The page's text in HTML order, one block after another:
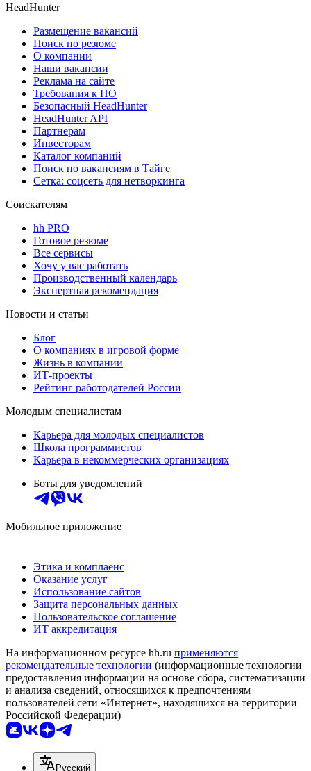
HeadHunter
Размещение вакансий
Поиск по резюме
О компании
Наши вакансии
Реклама на сайте
Требования к ПО
Безопасный HeadHunter
HeadHunter API
Партнерам
Инвесторам
Каталог компаний
Поиск по вакансиям в Тайге
Сетка: соцсеть для нетворкинга
Соискателям
hh PRO
Готовое резюме
Все сервисы
Хочу у вас работать
Производственный календарь
Экспертная рекомендация
Новости и статьи
Блог
О компаниях в игровой форме
Жизнь в компании
ИТ-проекты
Рейтинг работодателей России
Молодым специалистам
Карьера для молодых специалистов
Школа программистов
Карьера в некоммерческих организациях
Боты для уведомлений
Мобильное приложение
Этика и комплаенс
Оказание услуг
Использование сайтов
Защита персональных данных
Пользовательское соглашение
ИТ аккредитация
На информационном ресурсе hh.ru применяются
рекомендательные технологии (информационные технологии
предоставления информации на основе сбора, систематизации
и анализа сведений, относящихся к предпочтениям
пользователей сети «Интернет», находящихся на территории
Российской Федерации)
Русский